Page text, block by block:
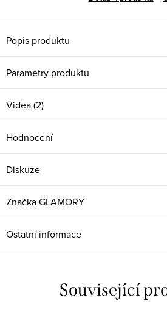
Popis produktu
Parametry produktu
Videa (2)
Hodnocení
Diskuze
ZnačkaGLAMORY
Ostatní informace
Související